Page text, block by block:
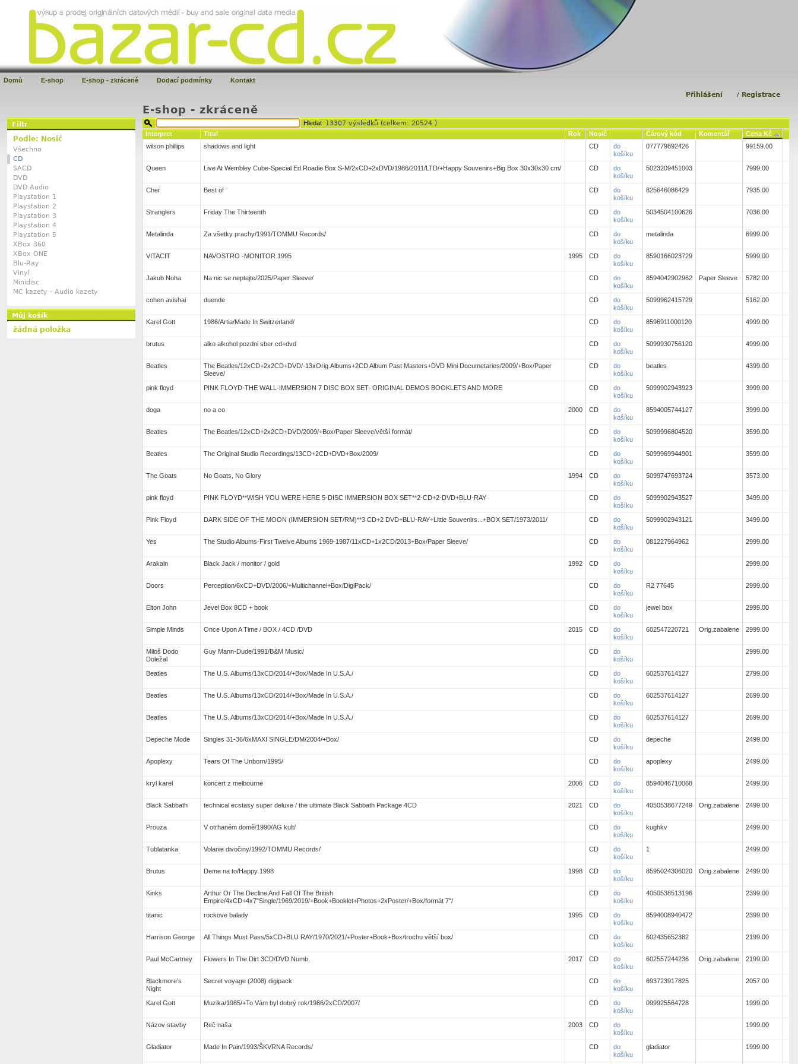
Přihlášení / Registrace
Domů E-shop E-shop - zkráceně Dodací podmínky Kontakt
E-shop - zkráceně
13307 výsledků (celkem: 20524 )
Interpret Titul Rok Nosič Čárový kód Komentář
Cena Kč
wilson phillips
shadows and light CD
do
košíku
077779892426 99159.00
Queen Live At Wembley Cube-Special Ed Roadie Box S-M/2xCD+2xDVD/1986/2011/LTD/+Happy Souvenirs+Big Box 30x30x30 cm/ CD
do
košíku
5023209451003 7999.00
Cher Best of CD
do
košíku
825646086429 7935.00
Stranglers Friday The Thirteenth CD
do
košíku
5034504100626 7036.00
Metalinda Za všetky prachy/1991/TOMMU Records/ CD
do
košíku
metalinda 6999.00
VITACIT NAVOSTRO -MONITOR 1995 1995 CD
do
košíku
8590166023729 5999.00
Jakub Noha Na nic se neptejte/2025/Paper Sleeve/ CD
do
košíku
8594042902962 Paper Sleeve 5782.00
cohen avishai duende CD
do
košíku
5099962415729 5162.00
Karel Gott 1986/Artia/Made In Switzerland/ CD
do
košíku
8596911000120 4999.00
brutus alko alkohol pozdni sber cd+dvd CD
do
košíku
5099930756120 4999.00
Beatles
The Beatles/12xCD+2x2CD+DVD/-13xOrig.Albums+2CD Album Past Masters+DVD Mini Documetaries/2009/+Box/Paper
Sleeve/
CD
do
košíku
beatles 4399.00
pink floyd PINK FLOYD-THE WALL-IMMERSION 7 DISC BOX SET- ORIGINAL DEMOS BOOKLETS AND MORE CD
do
košíku
5099902943923 3999.00
doga no a co 2000 CD
do
košíku
8594005744127 3999.00
Beatles The Beatles/12xCD+2x2CD+DVD/2009/+Box/Paper Sleeve/větší formát/ CD
do
košíku
5099996804520 3599.00
Beatles The Original Studio Recordings/13CD+2CD+DVD+Box/2009/ CD
do
košíku
5099969944901 3599.00
The Goats No Goats, No Glory 1994 CD
do
košíku
5099747693724 3573.00
pink floyd PINK FLOYD**WISH YOU WERE HERE 5-DISC IMMERSION BOX SET**2-CD+2-DVD+BLU-RAY CD
do
košíku
5099902943527 3499.00
Pink Floyd DARK SIDE OF THE MOON (IMMERSION SET/RM)**3 CD+2 DVD+BLU-RAY+Little Souvenirs...+BOX SET/1973/2011/ CD
do
košíku
5099902943121 3499.00
Yes The Studio Albums-First Twelve Albums 1969-1987/11xCD+1x2CD/2013+Box/Paper Sleeve/ CD
do
košíku
081227964962 2999.00
Arakain Black Jack / monitor / gold 1992 CD
do
košíku
2999.00
Doors Perception/6xCD+DVD/2006/+Multichannel+Box/DigiPack/ CD
do
košíku
R2 77645 2999.00
Elton John Jevel Box 8CD + book CD
do
košíku
jewel box 2999.00
Simple Minds Once Upon A Time / BOX / 4CD /DVD 2015 CD
do
košíku
602547220721 Orig.zabalene 2999.00
Miloš Dodo
Doležal
Guy Mann-Dude/1991/B&M Music/ CD
do
košíku
2999.00
Beatles The U.S. Albums/13xCD/2014/+Box/Made In U.S.A./ CD
do
košíku
602537614127 2799.00
Beatles The U.S. Albums/13xCD/2014/+Box/Made In U.S.A./ CD
do
košíku
602537614127 2699.00
Beatles The U.S. Albums/13xCD/2014/+Box/Made In U.S.A./ CD
do
košíku
602537614127 2699.00
Depeche Mode Singles 31-36/6xMAXI SINGLE/DM/2004/+Box/ CD
do
košíku
depeche 2499.00
Apoplexy Tears Of The Unborn/1995/ CD
do
košíku
apoplexy 2499.00
kryl karel koncert z melbourne 2006 CD
do
košíku
8594046710068 2499.00
Black Sabbath technical ecstasy super deluxe / the ultimate Black Sabbath Package 4CD 2021 CD
do
košíku
4050538677249 Orig.zabalene 2499.00
Prouza V otrhaném domě/1990/AG kult/ CD
do
košíku
kughkv 2499.00
Tublatanka Volanie divočiny/1992/TOMMU Records/ CD
do
košíku
1 2499.00
Brutus Deme na to/Happy 1998 1998 CD
do
košíku
8595024306020 Orig.zabalene 2499.00
Kinks
Arthur Or The Decline And Fall Of The British
Empire/4xCD+4x7"Single/1969/2019/+Book+Booklet+Photos+2xPoster/+Box/formát 7"/
CD
do
košíku
4050538513196 2399.00
titanic rockove balady 1995 CD
do
košíku
8594008940472 2399.00
Harrison George All Things Must Pass/5xCD+BLU RAY/1970/2021/+Poster+Book+Box/trochu větší box/ CD
do
košíku
602435652382 2199.00
Paul McCartney Flowers In The Dirt 3CD/DVD Numb. 2017 CD
do
košíku
602557244236 Orig.zabalene 2199.00
Blackmore's
Night
Secret voyage (2008) digipack CD
do
košíku
693723917825 2057.00
Karel Gott Muzika/1985/+To Vám byl dobrý rok/1986/2xCD/2007/ CD
do
košíku
099925564728 1999.00
Názov stavby Reč naša 2003 CD
do
košíku
1999.00
Gladiator Made In Pain/1993/ŠKVRNA Records/ CD
do
košíku
gladiator 1999.00
Filtr
Podle: Nosič
Všechno
CD
SACD
DVD
DVD Audio
Playstation 1
Playstation 2
Playstation 3
Playstation 4
Playstation 5
XBox 360
XBox ONE
Blu-Ray
Vinyl
Minidisc
MC kazety - Audio kazety
Můj košík
žádná položka